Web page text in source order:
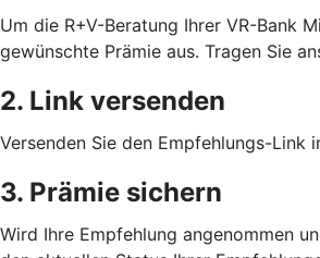
Um die R+V-Beratung Ihrer VR-Bank
gewünschte Prämie aus. Tragen Sie
2. Link versenden
Versenden Sie den Empfehlungs-Link
3. Prämie sichern
Wird Ihre Empfehlung angenommen